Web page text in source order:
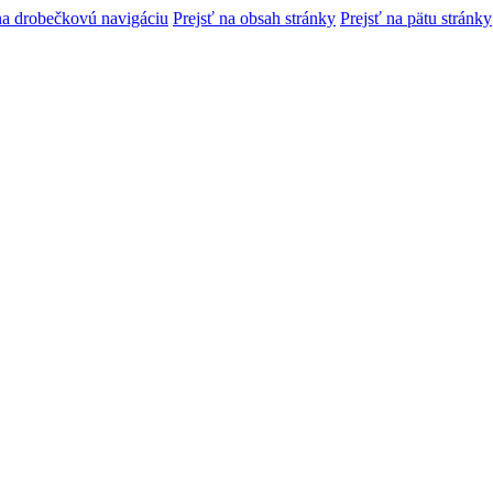
drobečkovú navigáciu Prejsť na obsah stránky Prejsť na pätu stránky